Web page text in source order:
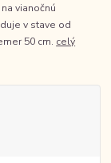
vianočnú
v stave od
50 cm. celý